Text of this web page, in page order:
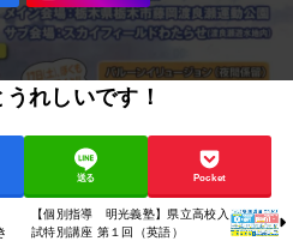
れしいです！
送る Pocket
【個別指導 明光義塾】県立高校入
試特別講座 第１回（英語）